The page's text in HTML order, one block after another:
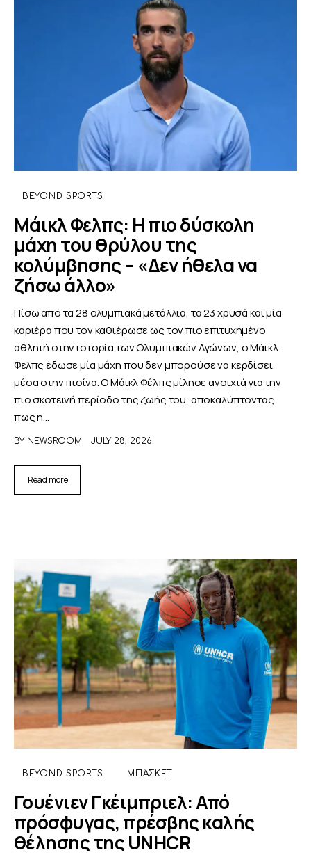
BEYOND SPORTS
Μάικλ Φελπς: Η πιο δύσκολη
μάχη του θρύλου της
κολύμβησης – «Δεν ήθελα να
ζήσω άλλο»
Πίσω από τα 28 ολυμπιακά μετάλλια, τα 23 χρυσά και μία
καριέρα που τον καθιέρωσε ως τον πιο επιτυχημένο
αθλητή στην ιστορία των Ολυμπιακών Αγώνων, ο Μάικλ
Φελπς έδωσε μία μάχη που δεν μπορούσε να κερδίσει
μέσα στην πισίνα. Ο Μάικλ Φέλπς μίλησε ανοιχτά για την
πιο σκοτεινή περίοδο της ζωής του, αποκαλύπτοντας
πως η…
BY NEWSROOM JULY 28, 2026
Read more
BEYOND SPORTS ΜΠΆΣΚΕΤ
Γουένιεν Γκέιμπριελ: Από
πρόσφυγας, πρέσβης καλής
θέλησης της UNHCR